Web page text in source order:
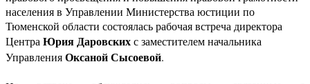
населения в Управлении Министерства юстиции по
Тюменской области состоялась рабочая встреча директора
Центра Юрия Даровскихс заместителем начальника
УправленияОксаной Сысоевой.